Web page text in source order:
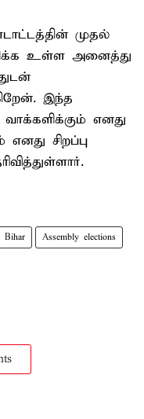
முதல்
உள்ள அனைத்து
இந்த
எனது
சிறப்பு
Bihar Assembly elections